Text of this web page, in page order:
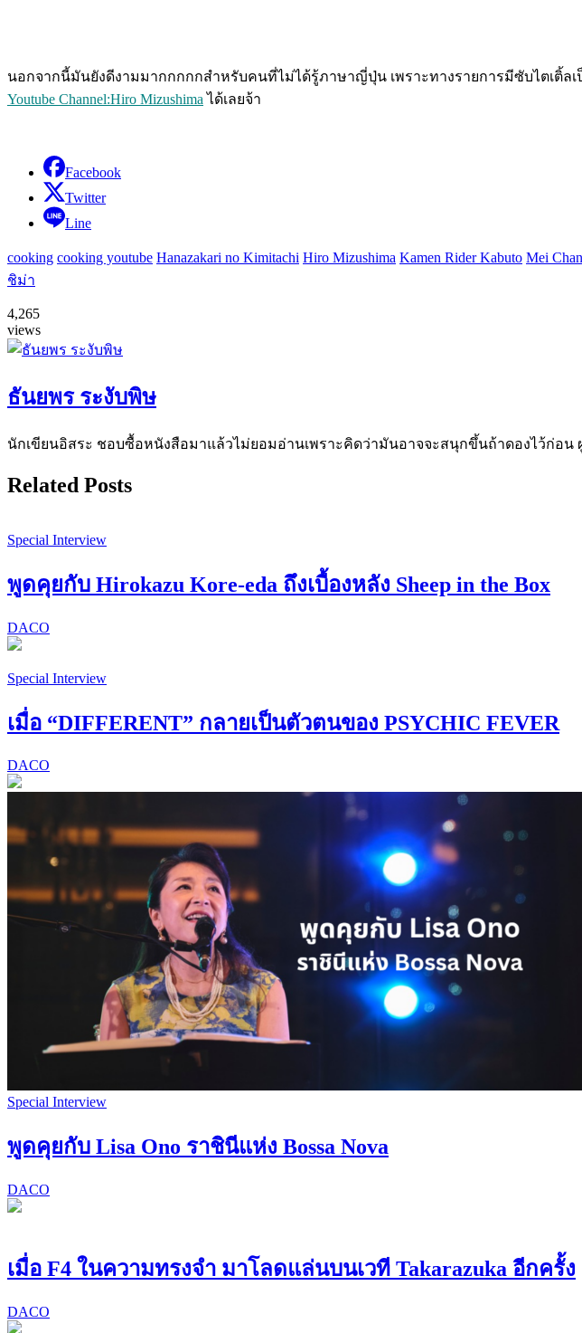
นอกจากนี้มันยังดีงามมากกกกกสำหรับคนที่ไม่ได้รู้ภาษาญี่ปุ่น เพราะทางรายการมีซับไตเติ้ล
Youtube Channel:Hiro Mizushima ได้เลยจ้า
Facebook
Twitter
Line
cooking cooking youtube Hanazakari no Kimitachi Hiro Mizushima Kamen Rider Kabuto Mei
ชิม่า
4,265
views
ธันยพร ระงับพิษ
นักเขียนอิสระ ชอบซื้อหนังสือมาแล้วไม่ยอมอ่านเพราะคิดว่ามันอาจจะสนุกขึ้นถ้าดองไว้ก่อน
Related Posts
Special Interview
พูดคุยกับ Hirokazu Kore-eda ถึงเบื้องหลัง Sheep in the Box
DACO
Special Interview
เมื่อ “DIFFERENT” กลายเป็นตัวตนของ PSYCHIC FEVER
DACO
Special Interview
พูดคุยกับ Lisa Ono ราชินีแห่ง Bossa Nova
DACO
เมื่อ F4 ในความทรงจำ มาโลดแล่นบนเวที Takarazuka อีกครั้ง
DACO